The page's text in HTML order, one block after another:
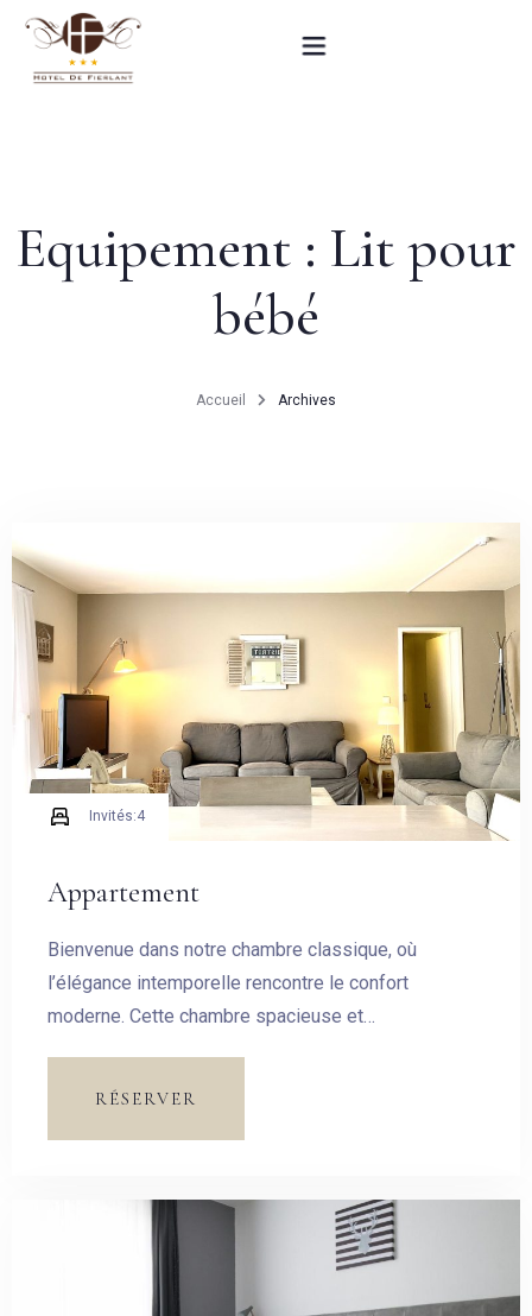
Informations pratiques
Contact
English
Equipement : Lit pour
bébé
Accueil Archives
Appartement
Bienvenue dans notre chambre classique, où
l’élégance intemporelle rencontre le confort
moderne. Cette chambre spacieuse et
Invités:4
RÉSERVER